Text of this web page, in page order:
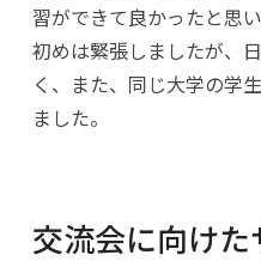
習ができて良かったと思い
初めは緊張しましたが、
く、また、同じ大学の学
ました。
交流会に向けた